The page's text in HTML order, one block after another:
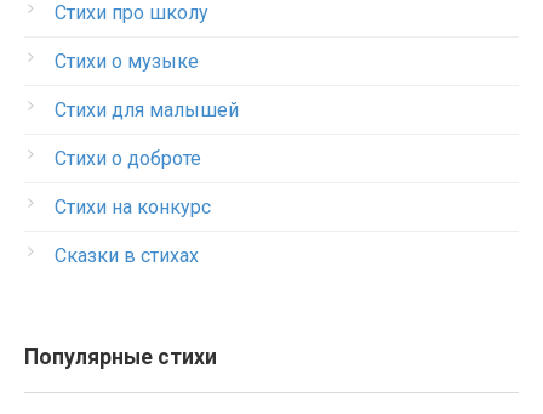
Стихи про школу
Стихи о музыке
Стихи для малышей
Стихи о доброте
Стихи на конкурс
Сказки в стихах
Популярные стихи